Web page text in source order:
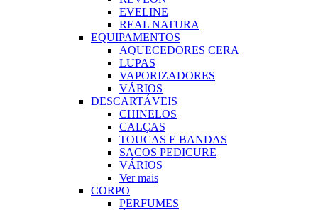
EVELINE
REAL NATURA
EQUIPAMENTOS
AQUECEDORES CERA
LUPAS
VAPORIZADORES
VÁRIOS
DESCARTÁVEIS
CHINELOS
CALÇAS
TOUCAS E BANDAS
SACOS PEDICURE
VÁRIOS
Ver mais
CORPO
PERFUMES